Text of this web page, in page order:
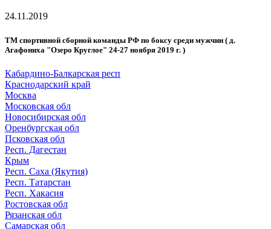
24.11.2019
ТМ спортивной сборной команды РФ по боксу среди мужчин ( д.
Агафониха "Озеро Круглое" 24-27 ноября 2019 г. )
Кабардино-Балкарская респ
Краснодарский край
Москва
Московская обл
Новосибирская обл
Оренбургская обл
Псковская обл
Респ. Дагестан
Крым
Респ. Саха (Якутия)
Респ. Татарстан
Респ. Хакасия
Ростовская обл
Рязанская обл
Самарская обл